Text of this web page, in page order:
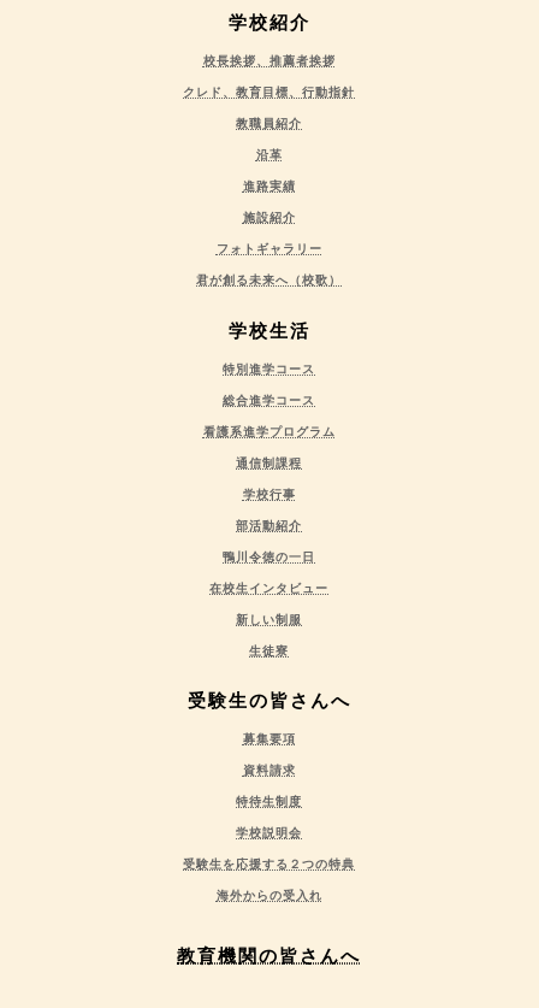
学校紹介
校長挨拶、推薦者挨拶
クレド、教育目標、行動指針
教職員紹介
沿革
進路実績
施設紹介
フォトギャラリー
君が創る未来へ（校歌）
学校生活
特別進学コース
総合進学コース
看護系進学プログラム
通信制課程
学校行事
部活動紹介
鴨川令徳の一日
在校生インタビュー
新しい制服
生徒寮
受験生の皆さんへ
募集要項
資料請求
特待生制度
学校説明会
受験生を応援する２つの特典
海外からの受入れ
教育機関の皆さんへ